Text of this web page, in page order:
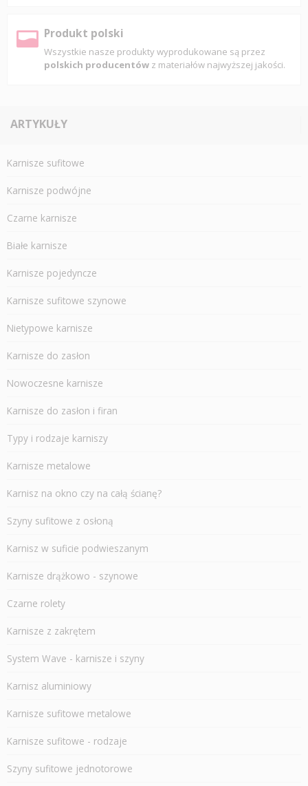
Produkt polski
Wszystkie nasze produkty wyprodukowane są przez
polskich producentów z materiałów najwyższej jakości.
ARTYKUŁY
Karnisze sufitowe
Karnisze podwójne
Czarne karnisze
Białe karnisze
Karnisze pojedyncze
Karnisze sufitowe szynowe
Nietypowe karnisze
Karnisze do zasłon
Nowoczesne karnisze
Karnisze do zasłon i firan
Typy i rodzaje karniszy
Karnisze metalowe
Karnisz na okno czy na całą ścianę?
Szyny sufitowe z osłoną
Karnisz w suficie podwieszanym
Karnisze drążkowo - szynowe
Czarne rolety
Karnisze z zakrętem
System Wave - karnisze i szyny
Karnisz aluminiowy
Karnisze sufitowe metalowe
Karnisze sufitowe - rodzaje
Szyny sufitowe jednotorowe